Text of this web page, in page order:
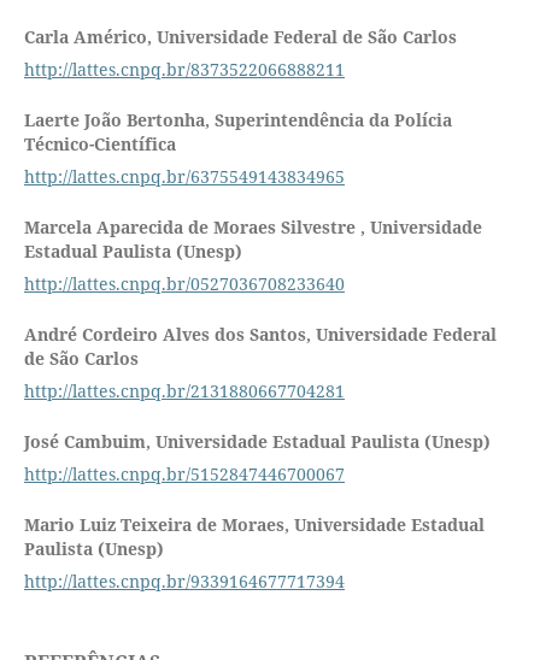
Carla Américo, Universidade Federal de São Carlos
http://lattes.cnpq.br/8373522066888211
Laerte João Bertonha, Superintendência da Polícia
Técnico-Científica
http://lattes.cnpq.br/6375549143834965
Marcela Aparecida de Moraes Silvestre , Universidade
Estadual Paulista (Unesp)
http://lattes.cnpq.br/0527036708233640
André Cordeiro Alves dos Santos, Universidade Federal
de São Carlos
http://lattes.cnpq.br/2131880667704281
José Cambuim, Universidade Estadual Paulista (Unesp)
http://lattes.cnpq.br/5152847446700067
Mario Luiz Teixeira de Moraes, Universidade Estadual
Paulista (Unesp)
http://lattes.cnpq.br/9339164677717394